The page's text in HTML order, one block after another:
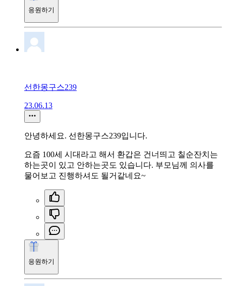
응원하기
선한몽구스239
23.06.13
안녕하세요. 선한몽구스239입니다.
요즘 100세 시대라고 해서 환갑은 건너띄고 칠순잔치는
하는곳이 있고 안하는곳도 있습니다. 부모님께 의사를
물어보고 진행하셔도 될거같네요~
응원하기